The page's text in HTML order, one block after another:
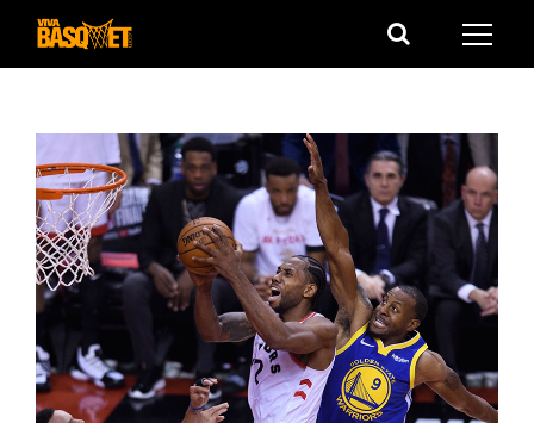
Saltar